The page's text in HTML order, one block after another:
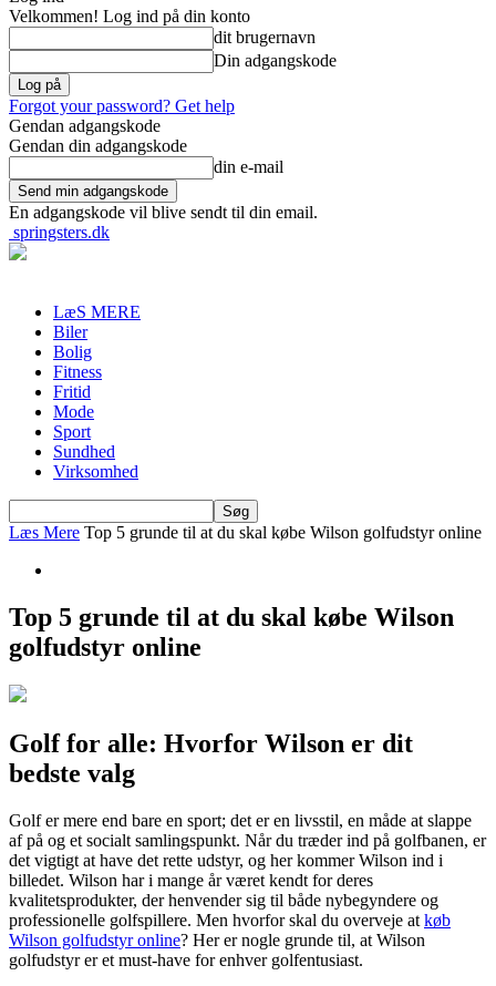
Velkommen! Log ind på din konto
dit brugernavn
Din adgangskode
Forgot your password? Get help
Gendan adgangskode
Gendan din adgangskode
din e-mail
En adgangskode vil blive sendt til din email.
springsters.dk
LæS MERE
Biler
Bolig
Fitness
Fritid
Mode
Sport
Sundhed
Virksomhed
Læs Mere Top 5 grunde til at du skal købe Wilson golfudstyr online
Top 5 grunde til at du skal købe Wilson
golfudstyr online
Golf for alle: Hvorfor Wilson er dit
bedste valg
Golf er mere end bare en sport; det er en livsstil, en måde at slappe
af på og et socialt samlingspunkt. Når du træder ind på golfbanen, er
det vigtigt at have det rette udstyr, og her kommer Wilson ind i
billedet. Wilson har i mange år været kendt for deres
kvalitetsprodukter, der henvender sig til både nybegyndere og
professionelle golfspillere. Men hvorfor skal du overveje at køb
Wilson golfudstyr online? Her er nogle grunde til, at Wilson
golfudstyr er et must-have for enhver golfentusiast.